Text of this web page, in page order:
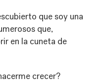
que soy una
que,
en la cuneta de
crecer?